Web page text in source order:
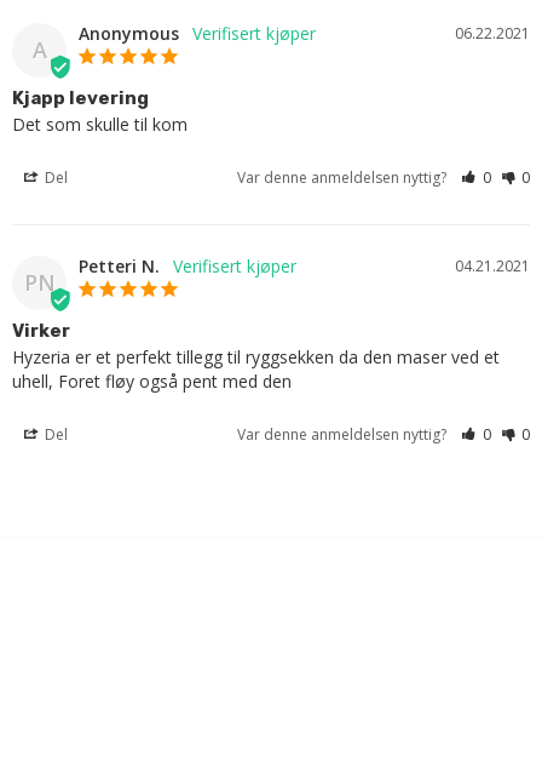
A
06.22.2021
Anonymous
Kjapp levering
Det som skulle til kom
Del Var denne anmeldelsen nyttig? 0 0
PN
04.21.2021
Petteri N.
Virker
Hyzeria er et perfekt tillegg til ryggsekken da den maser ved et
uhell, Foret fløy også pent med den
Del Var denne anmeldelsen nyttig? 0 0